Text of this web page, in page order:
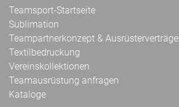
Teamsport-Startseite
Sublimation
Teampartnerkonzept & Ausrüsterverträge
Textilbedruckung
Vereinskollektionen
Teamausrüstung anfragen
Kataloge